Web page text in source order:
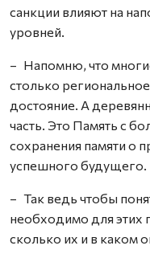
санкции влияют на
уровней.
– Напомню, что
столько
достояние. А
часть. Это Память с
сохранения памяти о
успешного будущего.
– Так ведь чтобы
необходимо для этих
сколько их и в каком